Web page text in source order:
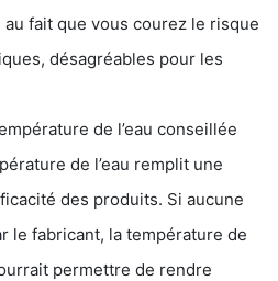
fait que vous courez le risque
désagréables pour les
de l’eau conseillée
de l’eau remplit une
des produits. Si aucune
le fabricant, la température de
permettre de rendre